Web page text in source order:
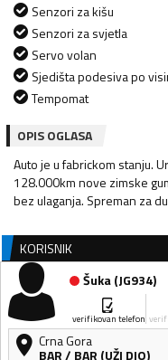
Senzori za kišu
Senzori za svjetla
Servo volan
Sjedišta podesiva po
Tempomat
OPIS OGLASA
Auto je u fabrickom stanju.
128.000km nove zimske
bez ulaganja. Spreman za
KORISNIK
Šuka(JG934)
verifikovan telefon
Crna Gora
BAR/ BAR (UŽI DIO)